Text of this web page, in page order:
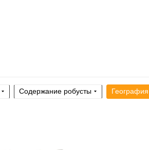
Содержание робусты География